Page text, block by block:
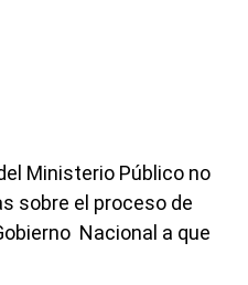
Ministerio Público no
sobre el proceso de
Nacional a que